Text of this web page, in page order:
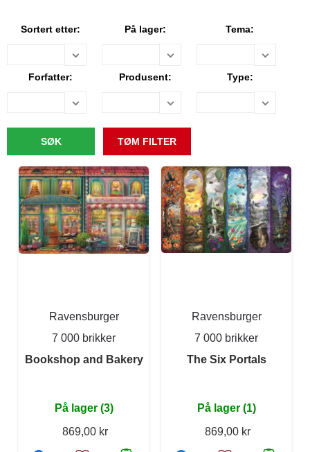
Sortert etter: På lager: Tema:
Forfatter: Produsent: Type:
Ravensburger
7 000 brikker
Bookshop and Bakery
På lager (3)
869,00 kr
Ravensburger
7 000 brikker
The Six Portals
På lager (1)
869,00 kr